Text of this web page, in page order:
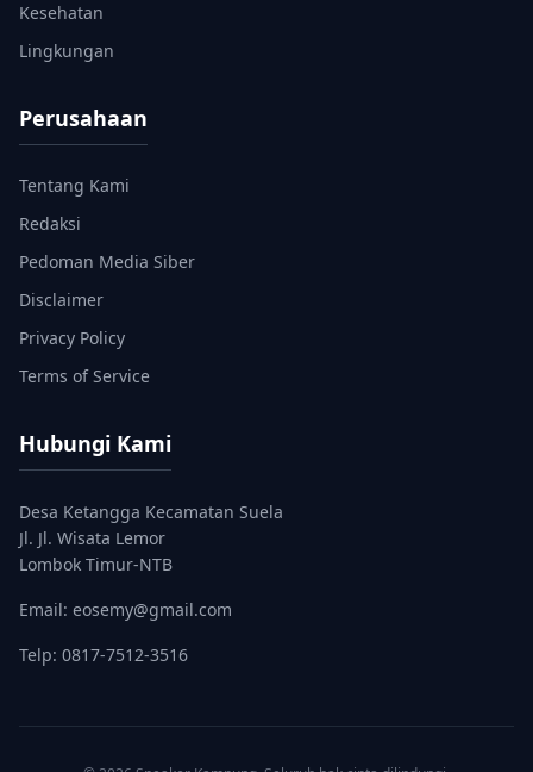
Kesehatan
Lingkungan
Perusahaan
Tentang Kami
Redaksi
Pedoman Media Siber
Disclaimer
Privacy Policy
Terms of Service
Hubungi Kami
Desa Ketangga Kecamatan Suela
Jl. Jl. Wisata Lemor
Lombok Timur-NTB
Email: eosemy@gmail.com
Telp: 0817-7512-3516